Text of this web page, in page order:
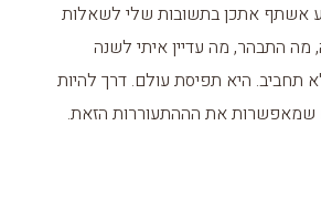
אשתף אתכן בתשובות שלי לשאלות
התבהר, מה עדיין איתי לשנה
תחביב. היא תפיסת עולם. דרך להיות
את הההתעוררות הזאת.